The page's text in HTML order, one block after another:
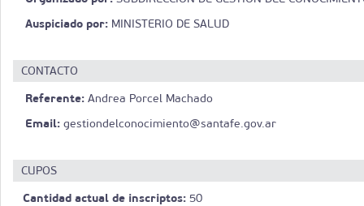
Auspiciado por: MINISTERIO DE SALUD
CONTACTO
Referente: Andrea Porcel Machado
Email: gestiondelconocimiento@santafe.gov.ar
CUPOS
Cantidad actual de inscriptos: 50